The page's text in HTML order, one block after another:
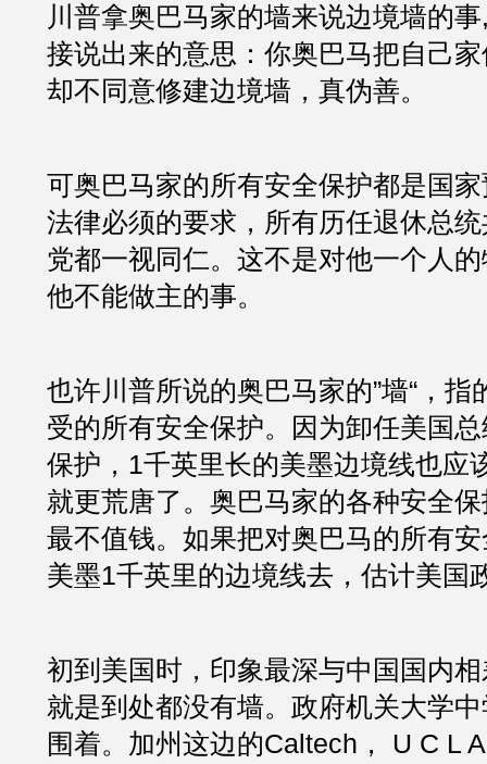
川普拿奥巴马家的墙来说边境墙的
接说出来的意思：你奥巴马把自己
却不同意修建边境墙，真伪善。
可奥巴马家的所有安全保护都是国
法律必须的要求，所有历任退休总
党都一视同仁。这不是对他一个人
他不能做主的事。
也许川普所说的奥巴马家的”墙“，指
受的所有安全保护。因为卸任美国
保护，1千英里长的美墨边境线也应
就更荒唐了。奥巴马家的各种安全
最不值钱。如果把对奥巴马的所有
美墨1千英里的边境线去，估计美国
初到美国时，印象最深与中国国内
就是到处都没有墙。政府机关大学
围着。加州这边的Caltech， U C L